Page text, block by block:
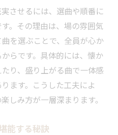
させるには、選曲や順番に
。その理由は、場の雰囲気
を選ぶことで、全員が心か
らです。具体的には、懐か
り、盛り上がる曲で一体感
ます。こうした工夫によ
しみ方が一層深まります。
能する秘訣